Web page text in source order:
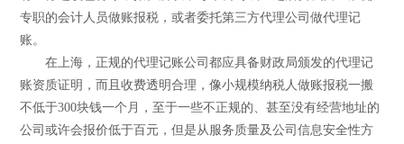
专职的会计人员做账报税，或者委托第三方代理公司做代理记
账。
在上海，正规的代理记账公司都应具备财政局颁发的代理记
账资质证明，而且收费透明合理，像小规模纳税人做账报税一搬
不低于300块钱一个月，至于一些不正规的、甚至没有经营地址的
公司或许会报价低于百元，但是从服务质量及公司信息安全性方